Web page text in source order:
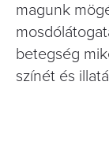
magunk
betegség
színét és